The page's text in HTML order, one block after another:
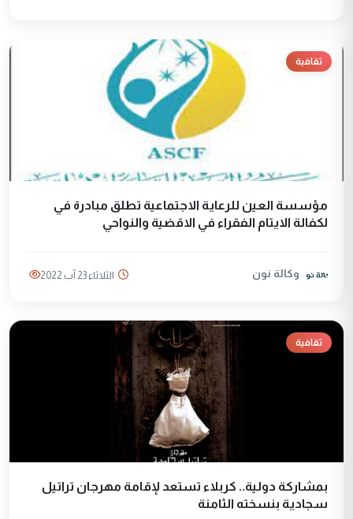
ثقافية
مؤسسة العين للرعاية الاجتماعية تطلق مبادرة في
لكفالة الايتام الفقراء في الاقضية والنواحي
وكالة نون الثلاثاء 23 آب 2022
ثقافية
بمشاركة دولية.. كربلاء تستعد لإقامة مهرجان تراتيل
سجادية بنسخته الثامنة